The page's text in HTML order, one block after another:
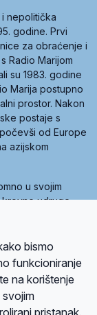
nepolitička
godine. Prvi
za obraćenje i
Radio Marijom
su 1983. godine
Marija postupno
prostor. Nakon
postaje s
od Europe
azijskom
u svojim
krovne udruge
članica, među
Pravila privatnosti
bismo
funkcioniranje
na korištenje
pristanak.